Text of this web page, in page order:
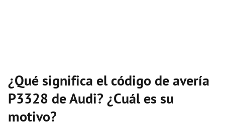
¿Qué significa el código de avería
P3328 de Audi? ¿Cuál es su
motivo?